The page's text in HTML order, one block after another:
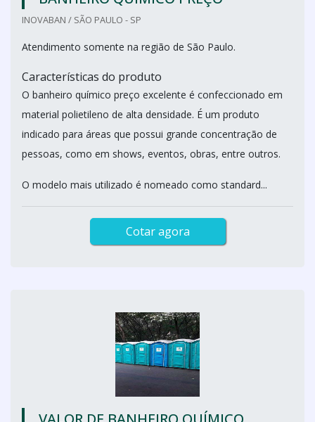
INOVABAN / SÃO PAULO - SP
Atendimento somente na região de São Paulo.
Características do produto
O banheiro químico preço excelente é confeccionado em
material polietileno de alta densidade. É um produto
indicado para áreas que possui grande concentração de
pessoas, como em shows, eventos, obras, entre outros.
O modelo mais utilizado é nomeado como standard...
Cotar agora